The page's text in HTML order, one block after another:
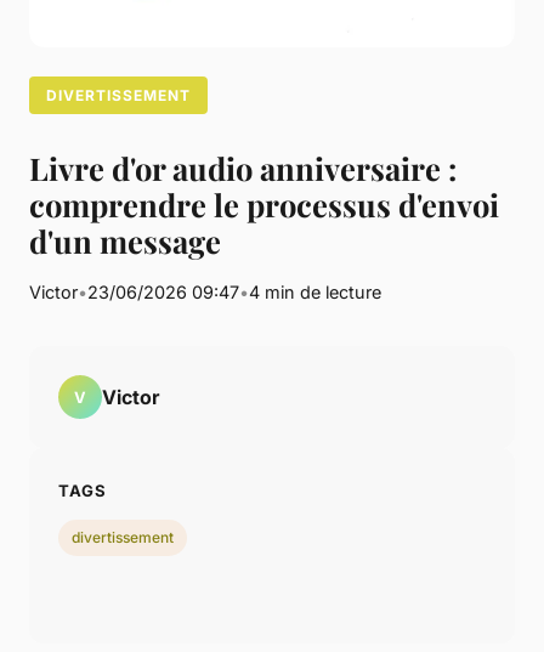
DIVERTISSEMENT
Livre d'or audio anniversaire :
comprendre le processus d'envoi
d'un message
Victor•23/06/2026 09:47•4 min de lecture
V Victor
TAGS
divertissement